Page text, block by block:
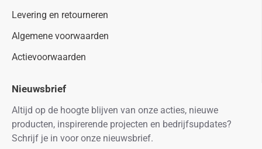
Levering en retourneren
Algemene voorwaarden
Actievoorwaarden
Nieuwsbrief
Altijd op de hoogte blijven van onze acties, nieuwe
producten, inspirerende projecten en bedrijfsupdates?
Schrijf je in voor onze nieuwsbrief.